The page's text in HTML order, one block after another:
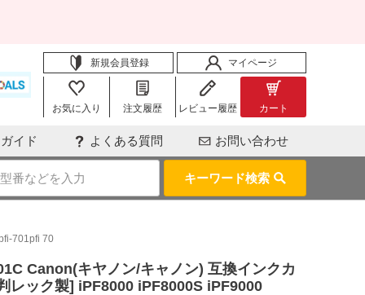
新規会員登録 マイページ
お気に入り 注文履歴 レビュー履歴 カート
イド よくある質問 お問い合わせ
キーワード検索
701pfi 70
Canon(キヤノン/キャノン) 互換インクカ
レック製] iPF8000 iPF8000S iPF9000